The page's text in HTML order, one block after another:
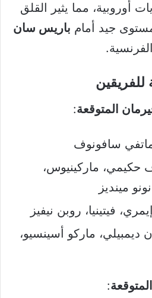
آخر 10 مباريات أوروبية، مما يثير القلق
جيد أمام باريس سان
للفريقين
المتوقعة:
سافونوف
حكيمي، ماركينيوس،
مينديز
فيتينيا، روبن نيفيز
ديمبيلي، ماركو أسينسيو،
: